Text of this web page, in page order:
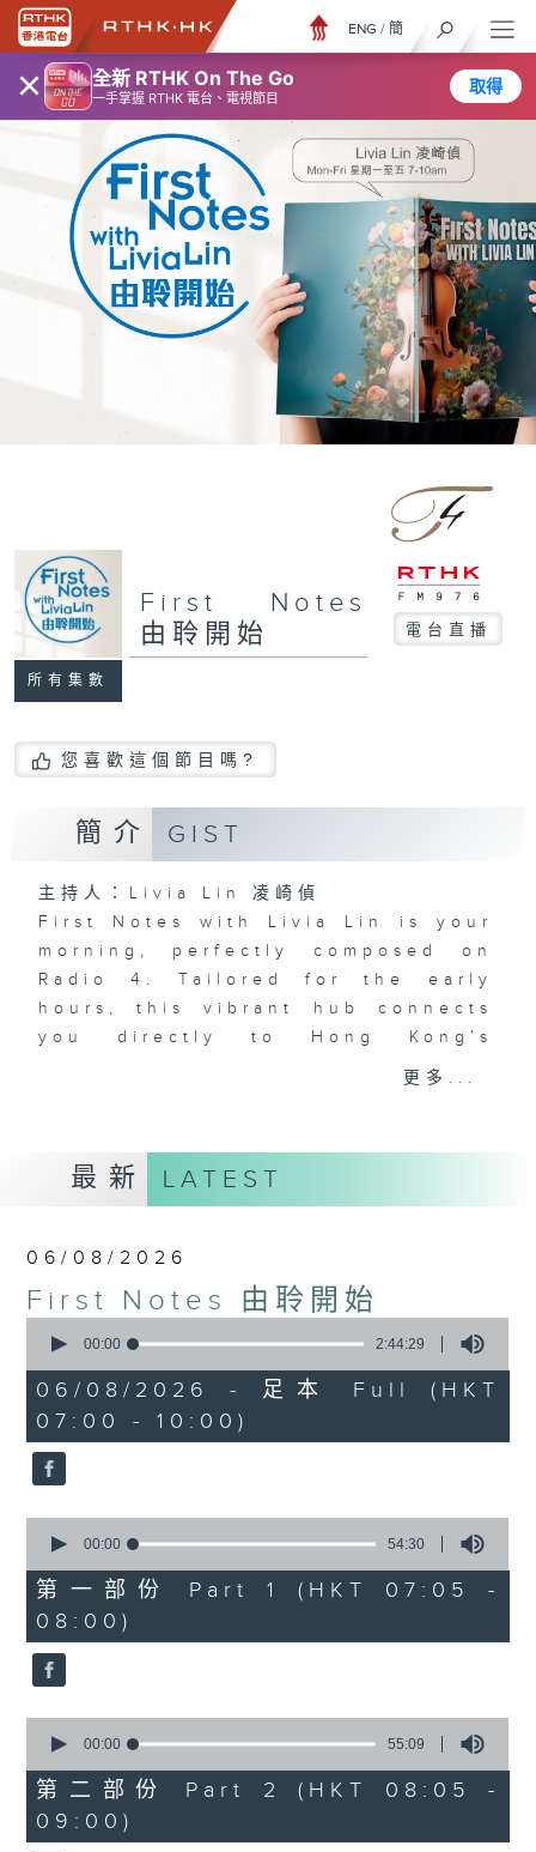
× 全新 RTHK On The Go
一手掌握 RTHK 電台、電視節目
取得
ENG / 簡
所有集數
First Notes
由聆開始
電台直播
您喜歡這個節目嗎?
簡介 GIST
主持人：Livia Lin 凌崎偵
First Notes with Livia Lin is your
morning, perfectly composed on
Radio 4. Tailored for the early
hours, this vibrant hub connects
you directly to Hong Kong’s
creative scene through relaxed,
high-energy rhythms for a morning
workout or breezy playlists to
beat the summer heat, Livia
shape your day. So pour a coffee,
tune in, and let’s start the
更多...
最新 LATEST
06/08/2026
First Notes 由聆開始
seconds
2
hours,
44
minutes,
29
seconds
00:00 2:44:29
06/08/2026 - 足本 Full (HKT
07:00 - 10:00)
seconds
54
minutes,
30
seconds
00:00 54:30
第一部份 Part 1 (HKT 07:05 -
08:00)
seconds
55
minutes,
9
seconds
00:00 55:09
第二部份 Part 2 (HKT 08:05 -
09:00)